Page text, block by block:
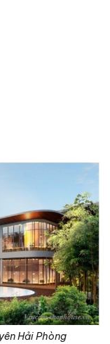
Hải Phòng